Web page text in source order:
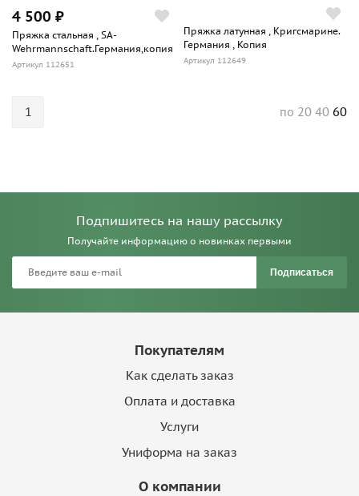
4 500 ₽
Пряжка стальная , SA-
Wehrmannschaft.Германия,копия
Артикул 112651
Пряжка латунная , Кригсмарине.
Германия , Копия
Артикул 112649
1 по 20 40 60
Подпишитесь на нашу рассылку
Получайте информацию о новинках первыми
Подписаться
Покупателям
Как сделать заказ
Оплата и доставка
Услуги
Униформа на заказ
О компании